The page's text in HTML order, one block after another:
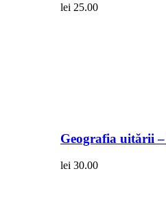
lei 25.00
Geografia uitării
lei 30.00